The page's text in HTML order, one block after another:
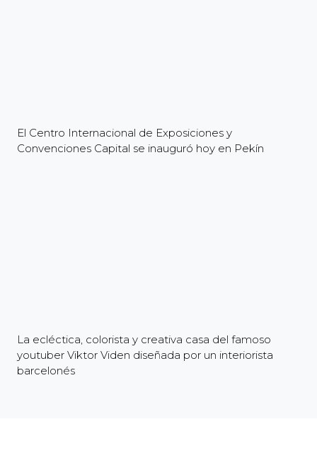
El Centro Internacional de Exposiciones y
Convenciones Capital se inauguró hoy en Pekín
La ecléctica, colorista y creativa casa del famoso
youtuber Viktor Viden diseñada por un interiorista
barcelonés